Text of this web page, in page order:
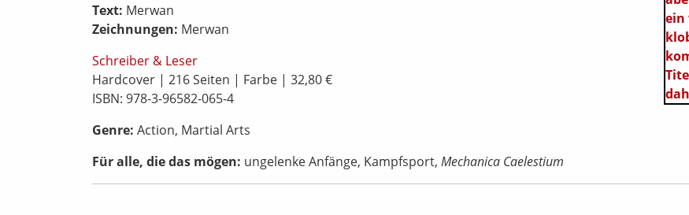
Text: Merwan
Zeichnungen: Merwan
Schreiber & Leser
Hardcover | 216 Seiten | Farbe | 32,80 €
ISBN: 978-3-96582-065-4
Genre: Action, Martial Arts
Für alle, die das mögen: ungelenke Anfänge, Kampfsport, Mechanica Caelestium